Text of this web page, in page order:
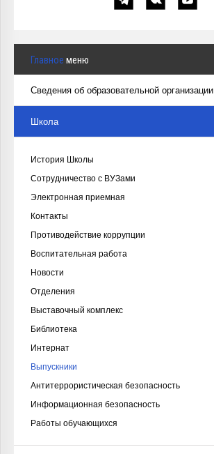
Главное меню
Сведения об образовательной организации
Школа
История Школы
Сотрудничество с ВУЗами
Электронная приемная
Контакты
Противодействие коррупции
Воспитательная работа
Новости
Отделения
Выставочный комплекс
Библиотека
Интернат
Выпускники
Антитеррористическая безопасность
Информационная безопасность
Работы обучающихся